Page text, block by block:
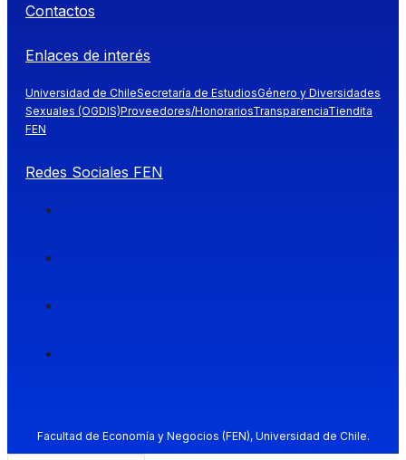
Contactos
Enlaces de interés
Universidad de ChileSecretaría de EstudiosGénero y Diversidades
Sexuales (OGDIS)Proveedores/HonorariosTransparenciaTiendita
FEN
Redes Sociales FEN
Facultad de Economía y Negocios (FEN), Universidad de Chile.